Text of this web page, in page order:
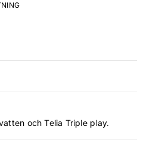
och Telia Triple play.